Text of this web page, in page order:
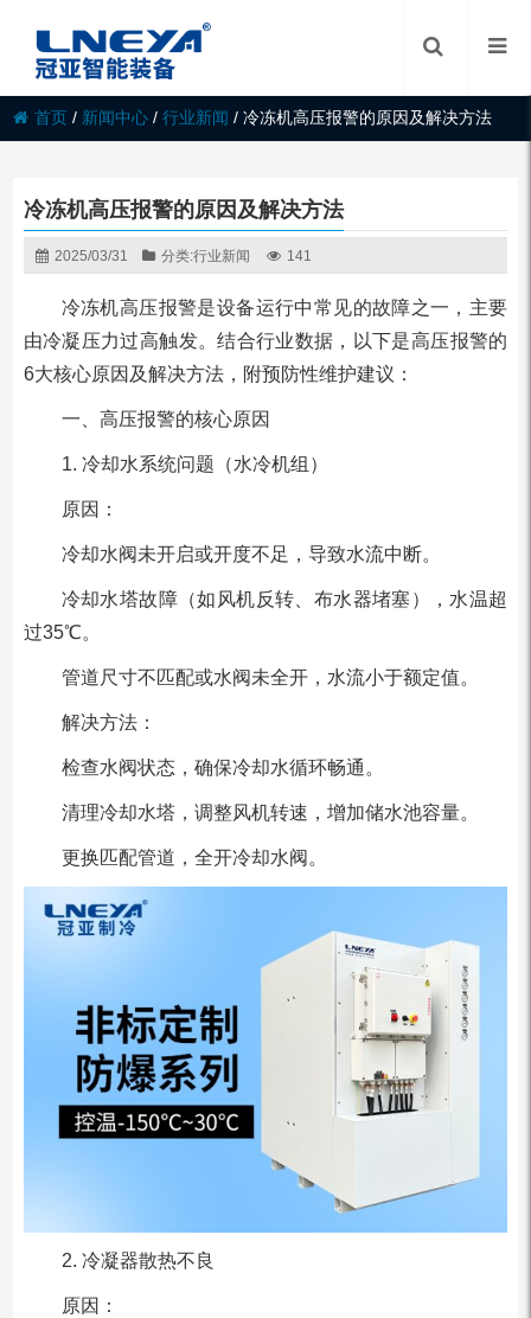
首页 / 新闻中心 /行业新闻 /冷冻机高压报警的原因及解决方法
冷冻机高压报警的原因及解决方法
2025/03/31 分类:行业新闻 141
冷冻机高压报警是设备运行中常见的故障之一，主要
由冷凝压力过高触发。结合行业数据，以下是高压报警的
6大核心原因及解决方法，附预防性维护建议：
一、高压报警的核心原因
1. 冷却水系统问题（水冷机组）
原因：
冷却水阀未开启或开度不足，导致水流中断。
冷却水塔故障（如风机反转、布水器堵塞），水温超
过35℃。
管道尺寸不匹配或水阀未全开，水流小于额定值。
解决方法：
检查水阀状态，确保冷却水循环畅通。
清理冷却水塔，调整风机转速，增加储水池容量。
更换匹配管道，全开冷却水阀。
2. 冷凝器散热不良
原因：